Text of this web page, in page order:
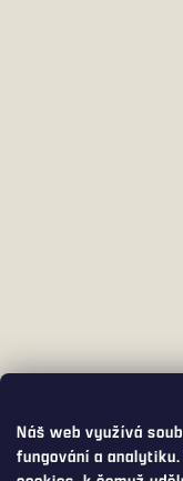
Náš web využívá
fungování a